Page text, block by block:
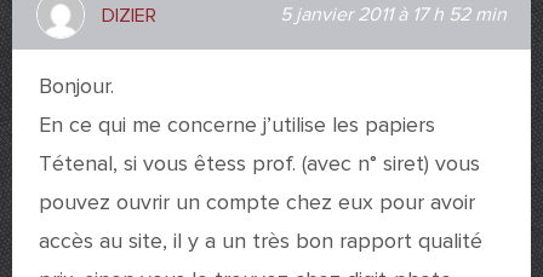
DIZIER 5 janvier 2011 à 17 h 52 min
Bonjour.
En ce qui me concerne j’utilise les papiers
Tétenal, si vous êtess prof. (avec n° siret) vous
pouvez ouvrir un compte chez eux pour avoir
accès au site, il y a un très bon rapport qualité